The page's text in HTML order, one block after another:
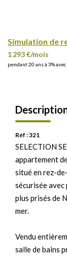
Simulation de
1 293 €/mois
pendant 20 ans à 3%
Réf : 321
SELECTION
appartement
situé en rez-
sécurisée avec
plus prisés de
mer.
Vendu
salle de bains